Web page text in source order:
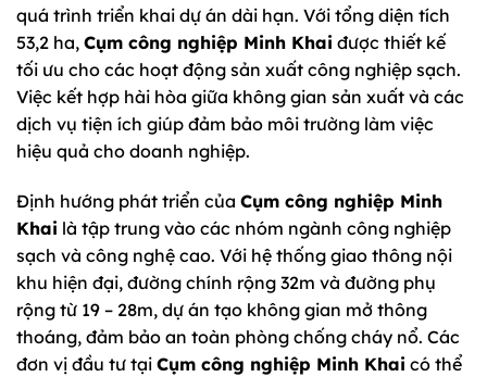
quá trình triển khai dự án dài hạn. Với tổng diện tích
53,2 ha, Cụm công nghiệp Minh Khai được thiết kế
tối ưu cho các hoạt động sản xuất công nghiệp sạch.
Việc kết hợp hài hòa giữa không gian sản xuất và các
dịch vụ tiện ích giúp đảm bảo môi trường làm việc
hiệu quả cho doanh nghiệp.
Định hướng phát triển của Cụm công nghiệp Minh
Khai là tập trung vào các nhóm ngành công nghiệp
sạch và công nghệ cao. Với hệ thống giao thông nội
khu hiện đại, đường chính rộng 32m và đường phụ
rộng từ 19 – 28m, dự án tạo không gian mở thông
thoáng, đảm bảo an toàn phòng chống cháy nổ. Các
đơn vị đầu tư tại Cụm công nghiệp Minh Khai có thể